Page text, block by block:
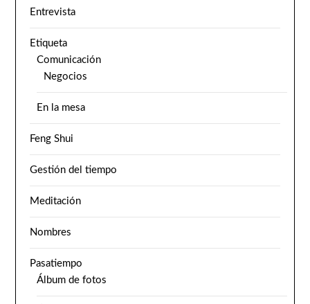
Entrevista
Etiqueta
Comunicación
Negocios
En la mesa
Feng Shui
Gestión del tiempo
Meditación
Nombres
Pasatiempo
Álbum de fotos